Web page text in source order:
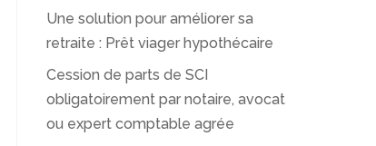
Une solution pour améliorer sa
retraite : Prêt viager hypothécaire
Cession de parts de SCI
obligatoirement par notaire, avocat
ou expert comptable agrée